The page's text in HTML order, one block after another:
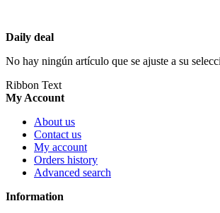
Daily deal
No hay ningún artículo que se ajuste a su
Ribbon Text
My Account
About us
Contact us
My account
Orders history
Advanced search
Information